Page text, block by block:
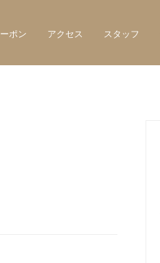
ポン アクセス スタッフ